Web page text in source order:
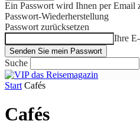
Ein Passwort wird Ihnen per Email
Passwort-Wiederherstellung
Passwort zurücksetzen
Ihre
Suche
Start Cafés
Cafés